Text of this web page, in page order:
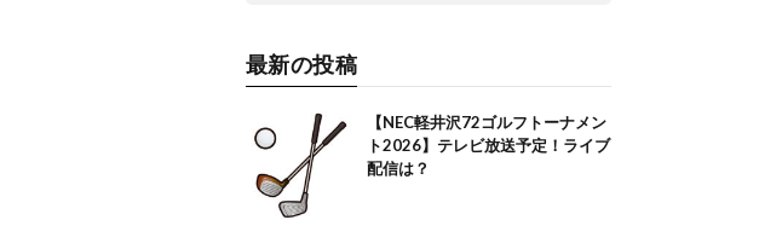
最新の投稿
【NEC軽井沢72ゴルフトーナメン
ト2026】テレビ放送予定！ライブ
配信は？